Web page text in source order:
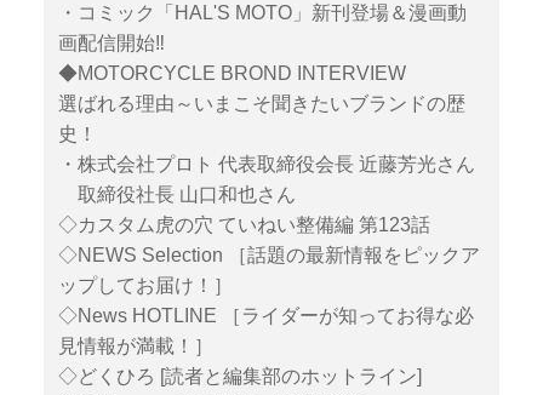
・コミック「HAL'S MOTO」新刊登場＆漫画動
画配信開始‼
◆MOTORCYCLE BROND INTERVIEW
選ばれる理由～いまこそ聞きたいブランドの歴
史！
・株式会社プロト 代表取締役会長 近藤芳光さん
取締役社長 山口和也さん
◇カスタム虎の穴 ていねい整備編 第123話
◇NEWS Selection ［話題の最新情報をピックア
ップしてお届け！］
◇News HOTLINE ［ライダーが知ってお得な必
見情報が満載！］
◇どくひろ [読者と編集部のホットライン]